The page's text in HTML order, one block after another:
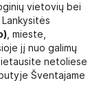
vietovių bei
, mieste,
jį nuo galimų
netoliese
Šventajame